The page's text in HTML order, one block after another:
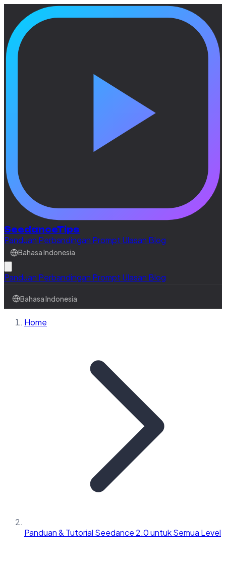
SeedanceTips
Panduan Perbandingan Prompt Ulasan Blog
Bahasa Indonesia
Panduan Perbandingan Prompt Ulasan Blog
Bahasa Indonesia
Home
Panduan & Tutorial Seedance 2.0 untuk Semua Level